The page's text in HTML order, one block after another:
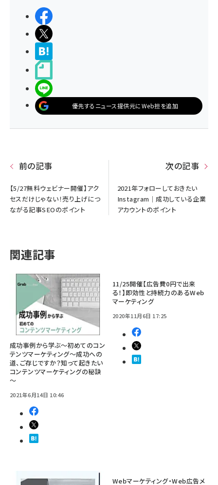
優先するニュース提供元にWeb担を追加
前の記事
【5/27無料ウェビナー開催】アク
セスだけじゃない！売り上げにつ
ながる記事SEOのポイント
次の記事
2021年フォローしておきたい
Instagram｜成功している企業
アカウントのポイント
関連記事
成功事例から学ぶ～初めてのコン
テンツマーケティング～成功への
道、ご存じですか？知って起きたい
コンテンツマーケティングの秘訣
～
2021年6月14日 10:46
11/25開催【広告費0円で出来
る！】即効性と持続力のあるWeb
マーケティング
2020年11月6日 17:25
Webマーケティング・Web広告メ